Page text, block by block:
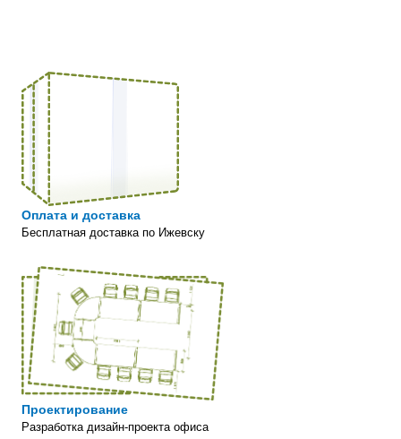
Оплата и доставка
Бесплатная доставка по Ижевску
Проектирование
Разработка дизайн-проекта офиса